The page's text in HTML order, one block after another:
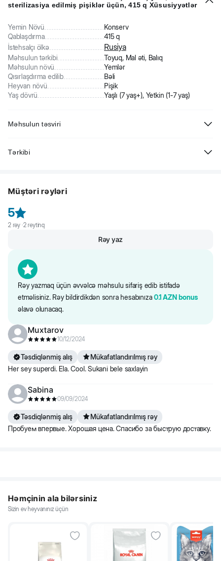
sterilizasiya edilmiş pişiklər üçün, 415 q Xüsusiyyətlər
Yemin Növü
Konserv
Qablaşdırma
415 q
İstehsalçı ölkə
Rusiya
Məhsulun tərkibi
Toyuq, Mal əti, Balıq
Məhsulun növü
Yemlər
Qısırlaşdırma edilib
Bəli
Heyvan növü
Pişik
Yaş dövrü
Yaşlı (7 yaş+), Yetkin (1-7 yaş)
Məhsulun təsviri
balanslaşdırılmış konservləşdirilmiş premium yem. Toyuq əti ilə.
Tərkibi
Saytdakı maddələr və qida tərkibi barədə məlumat yalnız istinad
üçündür. Bütün məhsul məlumatları birbaşa qablaşdırmada təqdim
olunur.
Müştəri rəyləri
5
2rəy ·2reytinq
Rəy yazmaq üçün əvvəlcə məhsulu sifariş edib istifadə
etməlisiniz. Rəy bildirdikdən sonra hesabınıza0.1 AZN bonus
əlavə olunacaq.
Rəy yaz
Muxtarov
10/12/2024
Təsdiqlənmiş alış
Mükafatlandırılmış rəy
Her sey superdi. Ela. Cool. Sukani bele saxlayin
Sabina
09/09/2024
Təsdiqlənmiş alış
Mükafatlandırılmış rəy
Пробуем впервые. Хорошая цена. Спасибо за быструю доставку.
Həmçinin ala bilərsiniz
Sizin ev heyvanınız üçün